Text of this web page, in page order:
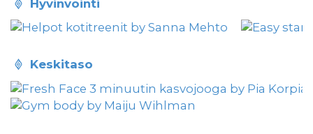
hyvinvointi
keskitaso